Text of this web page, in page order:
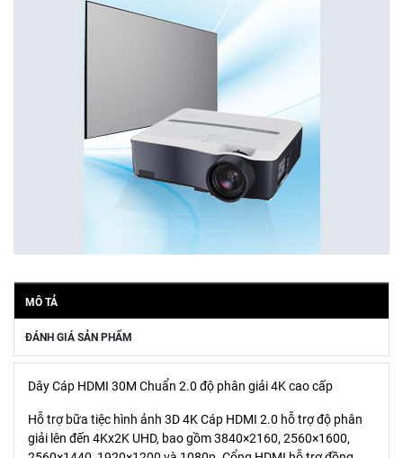
MÔ TẢ
ĐÁNH GIÁ SẢN PHẨM
Dây Cáp HDMI 30M Chuẩn 2.0 độ phân giải 4K cao cấp
Hỗ trợ bữa tiệc hình ảnh 3D 4K Cáp HDMI 2.0 hỗ trợ độ phân
giải lên đến 4Kx2K UHD, bao gồm 3840×2160, 2560×1600,